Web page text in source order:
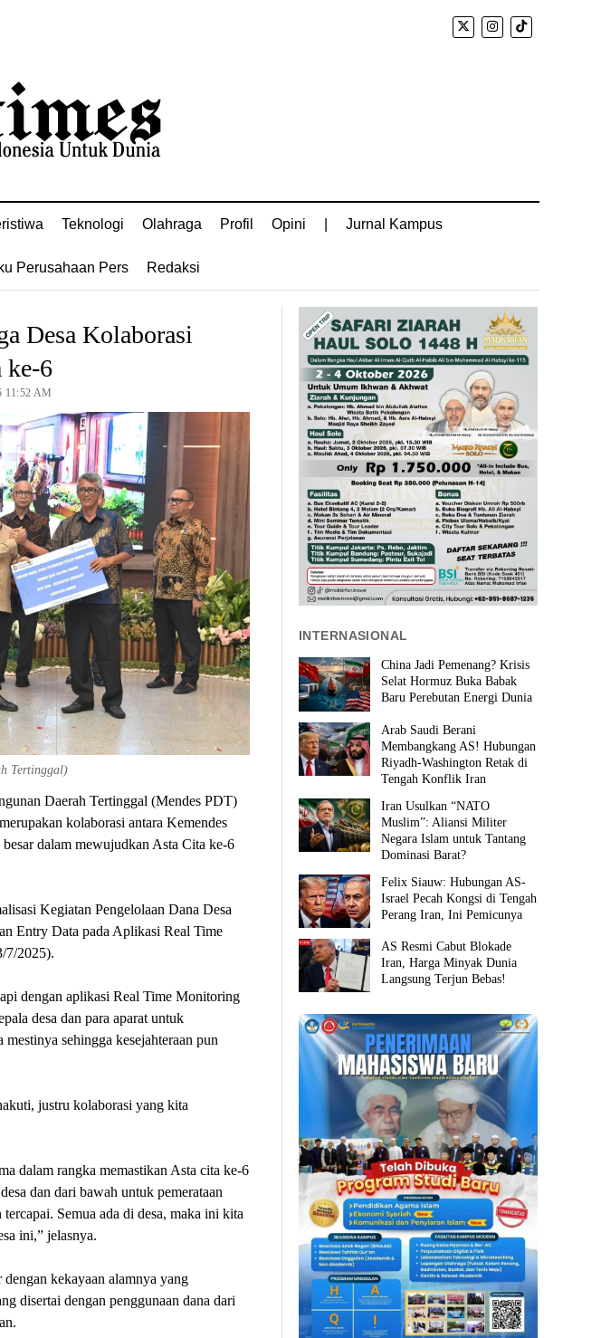
Teknologi Olahraga Profil Opini Jurnal Kampus
Perusahaan Pers Redaksi
Desa Kolaborasi
ke-6
AM
Tertinggal)
Daerah Tertinggal (Mendes PDT)
kolaborasi antara Kemendes
dalam mewujudkan Asta Cita ke-6
Kegiatan Pengelolaan Dana Desa
Entry Data pada Aplikasi Real Time
7/2025).
dengan aplikasi Real Time Monitoring
desa dan para aparat untuk
sehingga kesejahteraan pun
justru kolaborasi yang kita
dalam rangka memastikan Asta cita ke-6
dan dari bawah untuk pemerataan
Semua ada di desa, maka ini kita
ini,” jelasnya.
kekayaan alamnya yang
disertai dengan penggunaan dana dari
INTERNASIONAL
China Jadi Pemenang? Krisis
Selat Hormuz Buka Babak
Baru Perebutan Energi Dunia
Arab Saudi Berani
Membangkang AS! Hubungan
Riyadh-Washington Retak di
Tengah Konflik Iran
Iran Usulkan “NATO
Muslim”: Aliansi Militer
Negara Islam untuk Tantang
Dominasi Barat?
Felix Siauw: Hubungan AS-
Israel Pecah Kongsi di Tengah
Perang Iran, Ini Pemicunya
AS Resmi Cabut Blokade
Iran, Harga Minyak Dunia
Langsung Terjun Bebas!